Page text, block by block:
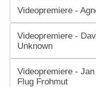
Videopremiere -
Videopremiere -
Unknown
Videopremiere -
Flug Frohmut